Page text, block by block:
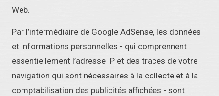
Web.
Par l’intermédiaire de Google AdSense, les données
et informations personnelles - qui comprennent
essentiellement l’adresse IP et des traces de votre
navigation qui sont nécessaires à la collecte et à la
comptabilisation des publicités affichées - sont